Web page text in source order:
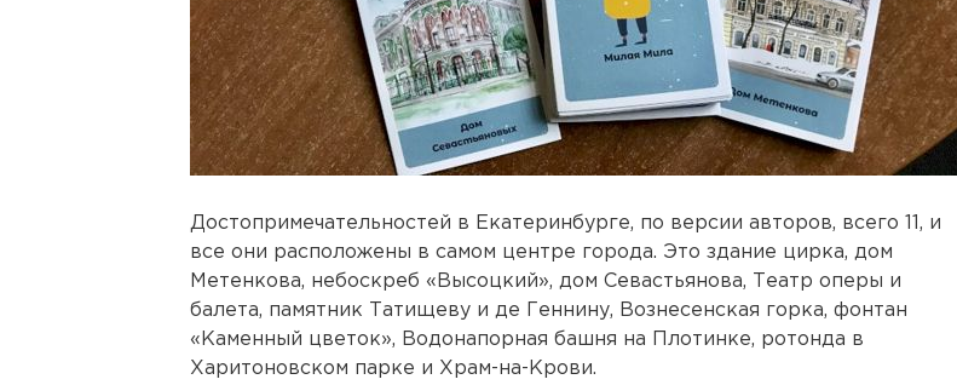
Достопримечательностей в Екатеринбурге, по версии авторов, всего 11, и
все они расположены в самом центре города. Это здание цирка, дом
Метенкова, небоскреб «Высоцкий», дом Севастьянова, Театр оперы и
балета, памятник Татищеву и де Геннину, Вознесенская горка, фонтан
«Каменный цветок», Водонапорная башня на Плотинке, ротонда в
Харитоновском парке и Храм-на-Крови.